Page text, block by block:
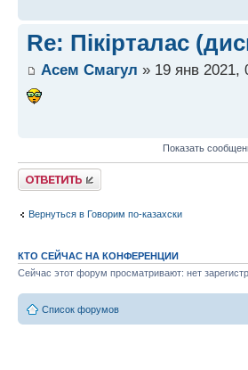
Re: Пікірталас
Асем Смагул » 19 янв 2021,
Показать
Ответить
Вернуться в Говорим по-казахски
КТО СЕЙЧАС НА КОНФЕРЕНЦИИ
Сейчас этот форум просматривают: нет
Список форумов